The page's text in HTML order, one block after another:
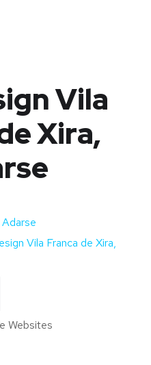
Vila
Xira,
Vila Franca de Xira,